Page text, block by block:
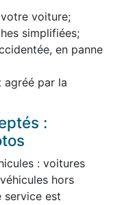
voiture;
simplifiées;
en panne
agréé par la
:
: voitures
hors
service est